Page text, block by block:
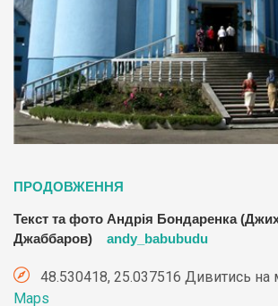
ПРОДОВЖЕННЯ
Текст та фото Андрія Бондаренка
Джаббаров) andy_babubudu
48.530418, 25.037516 Дивитись на
Maps